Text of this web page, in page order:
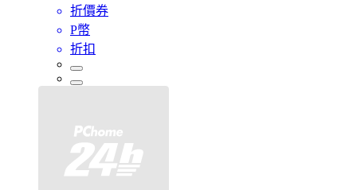
折價券
P幣
折扣